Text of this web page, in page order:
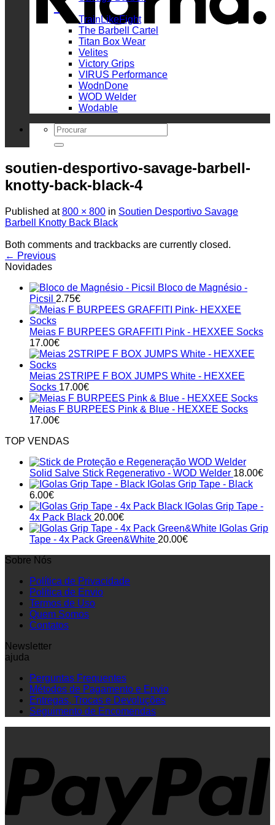
_
TrainLikeFight
The Barbell Cartel
Titan Box Wear
Velites
Victory Grips
VIRUS Performance
WodnDone
WOD Welder
Wodable
Search
for:
soutien-desportivo-savage-barbell-
knotty-back-black-4
Published at800 × 800 in Soutien Desportivo Savage
Barbell Knotty Back Black
Both comments and trackbacks are currently closed.
← Previous
Novidades
Bloco de Magnésio -
Picsil 2.75€
Meias F BURPEES GRAFFITI Pink - HEXXEE Socks
17.00€
Meias 2STRIPE F BOX JUMPS White - HEXXEE
Socks 17.00€
Meias F BURPEES Pink & Blue - HEXXEE Socks
17.00€
TOP VENDAS
Solid Salve Stick Regenerativo - WOD Welder 18.00€
IGolas Grip Tape - Black
6.00€
IGolas Grip Tape -
4x Pack Black 20.00€
IGolas Grip
Tape - 4x Pack Green&White 20.00€
Sobre Nós
Política de Privacidade
Política de Envio
Termos de Uso
Quem Somos
Contatos
Newsletter
ajuda
Perguntas Frequentes
Métodos de Pagamento e Envio
Entregas, Trocas e Devoluções
Seguimento de Encomendas